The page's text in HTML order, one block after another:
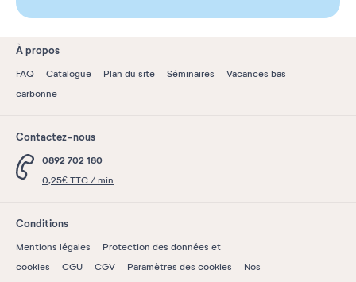
À propos
FAQ Catalogue Plan du site Séminaires
Vacances bas
carbonne
Contactez-nous
0892 702 180
0,25€ TTC / min
Conditions
Mentions légales
Protection des données et
cookies
CGU CGV Paramètres des cookies
Nos